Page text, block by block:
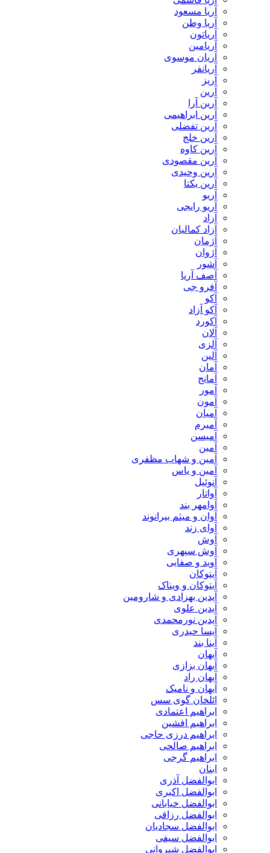
آریا مسعود
آریا وطن
آریاتون
آریامین
آریان موسوی
آریانفر
آریز
آرین
آرین آرا
آرین ابراهیمی
آرین تفضلی
آرین خلج
آرین کاوه
آرین مقصودی
آرین وحیدی
آرین یکتا
آریو
آریو رایجی
آزاد
آزاد کمالیان
آژمان
آژوان
آشور
آصف آریا
آفرو جی
آکو
آکو آزاد
آکورد
آلان
آلزی
آلین
آمان
آمانج
آمور
آمون
آمیان
آمیرم
آمیسن
آمین
آمین و شهاب مظفری
آمین و یاس
آنوئیل
آواتار
آوامهر بند
آوان و میثم بیرانوند
آوای زند
آوش
آوش سپهری
آوید و صفایی
آیتوکان
آیتوکان و ویناک
آیدین بهزادی و شارومین
آیدین علوی
آیدین نورمحمدی
آیسا حیدری
آینا بند
آیهان
آیهان بزازی
آیهان راد
آیهان و نامیک
ائلخان گوی سس
ابراهیم اعتمادی
ابراهیم افشین
ابراهیم درزی حاجی
ابراهیم صالحی
ابراهیم گرجی
ابنان
ابوالفضل آذری
ابوالفضل اکبری
ابوالفضل خیابانی
ابوالفضل رزاقی
ابوالفضل سجادیان
ابوالفضل سیفی
ابوالفضل شیروانی